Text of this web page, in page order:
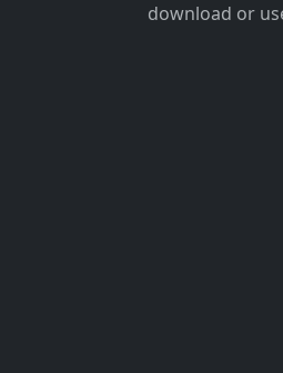
download or